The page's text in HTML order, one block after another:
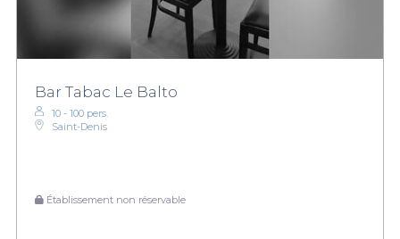
Bar Tabac Le Balto
10 - 100 pers.
Saint-Denis
Établissement non réservable